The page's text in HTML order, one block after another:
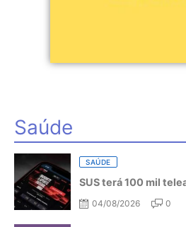
Saúde
SAÚDE
SUS terá 100 mil
04/08/2026 0